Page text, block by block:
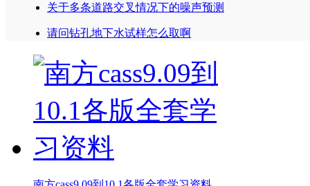
关于多条道路交叉情况下的噪声预测
请问钻孔地下水试样怎么取啊